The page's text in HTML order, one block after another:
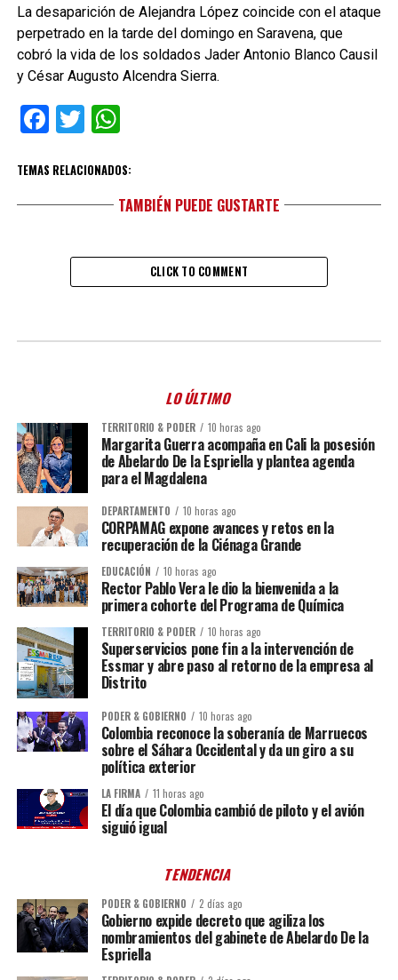
La desaparición de Alejandra López coincide con el ataque
perpetrado en la tarde del domingo en Saravena, que
cobró la vida de los soldados Jader Antonio Blanco Causil
y César Augusto Alcendra Sierra.
Facebook
TwitterWhatsApp
TEMAS RELACIONADOS:
TAMBIÉN PUEDE GUSTARTE
CLICK TO COMMENT
LO ÚLTIMO
TERRITORIO & PODER 10 horas ago
Margarita Guerra acompaña en Cali la posesión
de Abelardo De la Espriella y plantea agenda
para el Magdalena
DEPARTAMENTO 10 horas ago
CORPAMAG expone avances y retos en la
recuperación de la Ciénaga Grande
EDUCACIÓN 10 horas ago
Rector Pablo Vera le dio la bienvenida a la
primera cohorte del Programa de Química
TERRITORIO & PODER 10 horas ago
Superservicios pone fin a la intervención de
Essmar y abre paso al retorno de la empresa al
Distrito
PODER & GOBIERNO 10 horas ago
Colombia reconoce la soberanía de Marruecos
sobre el Sáhara Occidental y da un giro a su
política exterior
LA FIRMA 11 horas ago
El día que Colombia cambió de piloto y el avión
siguió igual
TENDENCIA
PODER & GOBIERNO 2 días ago
Gobierno expide decreto que agiliza los
nombramientos del gabinete de Abelardo De la
Espriella